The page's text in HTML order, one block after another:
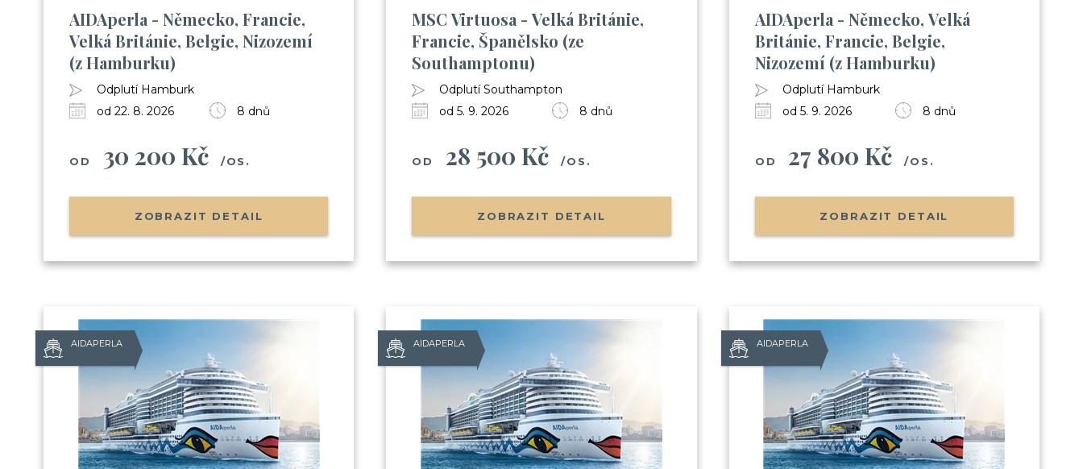
AIDAperla - Německo, Francie,
Velká Británie, Belgie, Nizozemí
(z Hamburku)
Odplutí Hamburk
od 22. 8. 2026
8 dnů
OD 30 200 Kč /OS.
ZOBRAZIT DETAIL
MSC Virtuosa - Velká Británie,
Francie, Španělsko (ze
Southamptonu)
Odplutí Southampton
od 5. 9. 2026
8 dnů
OD 28 500 Kč /OS.
ZOBRAZIT DETAIL
AIDAperla - Německo, Velká
Británie, Francie, Belgie,
Nizozemí (z Hamburku)
Odplutí Hamburk
od 5. 9. 2026
8 dnů
OD 27 800 Kč /OS.
ZOBRAZIT DETAIL
AIDAPERLA AIDAPERLA AIDAPERLA
Balíček videí, kde Vás seznámíme s cestováním na výletní lodi
(nalodění, jak je to s jídlem, pitím, zábavou apod.)
Informace o Skupinových plavbách
Pozvánky na klubové akce Cruise Club
Možnost soutěžit o plavby zdarma